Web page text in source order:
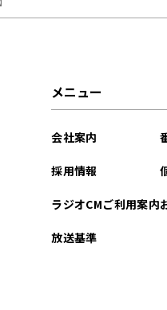
メニュー
会社案内
採用情報
ラジオCMご利用案内
放送基準